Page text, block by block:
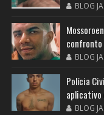
BLOG
confronto
BLOG
Polícia
aplicativo
BLOG